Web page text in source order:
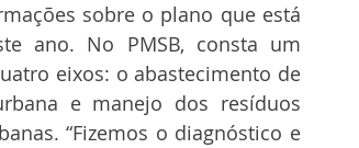
sobre o plano que está
ano. No PMSB, consta um
eixos: o abastecimento de
e manejo dos resíduos
“Fizemos o diagnóstico e